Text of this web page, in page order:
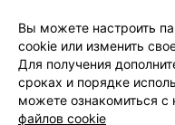
Способы
Написать
Вы можете настроить
cookie или изменить
Для получения
сроках и порядке
можете ознакомиться с
файлов cookie